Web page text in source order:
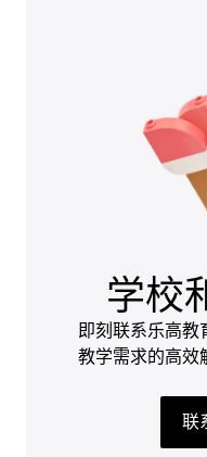
学校
即刻联系乐高教
教学需求的高效
联